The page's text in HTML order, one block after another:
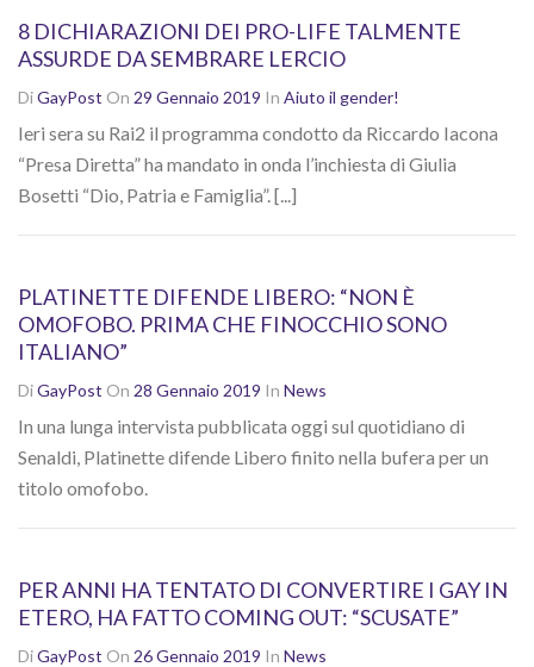
8 DICHIARAZIONI DEI PRO-LIFE TALMENTE
ASSURDE DA SEMBRARE LERCIO
DiGayPost On 29 Gennaio 2019 In Aiuto il gender!
Ieri sera su Rai2 il programma condotto da Riccardo Iacona
“Presa Diretta” ha mandato in onda l’inchiesta di Giulia
Bosetti “Dio, Patria e Famiglia”. [...]
PLATINETTE DIFENDE LIBERO: “NON È
OMOFOBO. PRIMA CHE FINOCCHIO SONO
ITALIANO”
DiGayPost On 28 Gennaio 2019 In News
In una lunga intervista pubblicata oggi sul quotidiano di
Senaldi, Platinette difende Libero finito nella bufera per un
titolo omofobo.
PER ANNI HA TENTATO DI CONVERTIRE I GAY IN
ETERO, HA FATTO COMING OUT: “SCUSATE”
DiGayPost On 26 Gennaio 2019 In News